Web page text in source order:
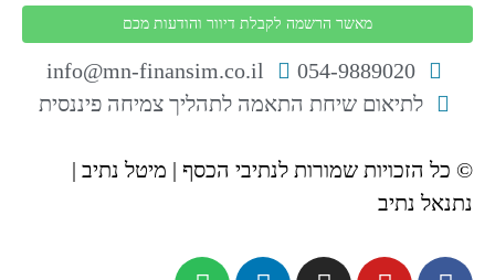
054-9889020
info@mn-finansim.co.il
לתיאום שיחת התאמה לתהליך צמיחה פיננסית
© כל הזכויות שמורות לנתיבי הכסף | מיטל נתיב |
נתנאל נתיב